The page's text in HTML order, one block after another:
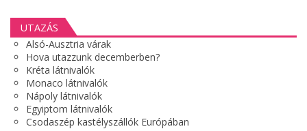
UTAZÁS
Alsó-Ausztria várak
Hova utazzunk decemberben?
Kréta látnivalók
Monaco látnivalók
Nápoly látnivalók
Egyiptom látnivalók
Csodaszép kastélyszállók Európában